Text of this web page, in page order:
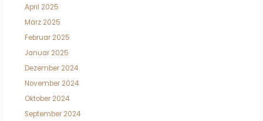
April 2025
März 2025
Februar 2025
Januar 2025
Dezember 2024
November 2024
Oktober 2024
September 2024